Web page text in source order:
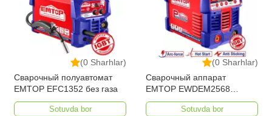
(0 Sharhlar)
Сварочный полуавтомат
EMTOP EFC1352 без газа
Sotuvda bor
(0 Sharhlar)
Сварочный аппарат
EMTOP EWDEM2568
MMA/TIG Lift
Sotuvda bor